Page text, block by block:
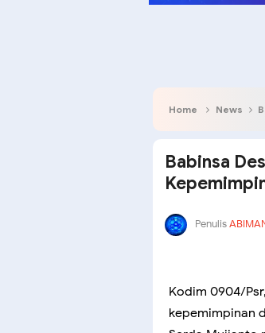
Home News
Babinsa
Penulis
Kodim 0904/
kepemimpinan